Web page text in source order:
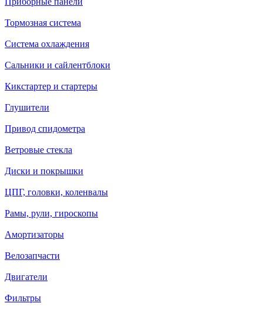
Тормозная система
Система охлаждения
Сальники и сайлентблоки
Кикстартер и стартеры
Глушители
Привод спидометра
Ветровые стекла
Диски и покрышки
ЦПГ, головки, коленвалы
Рамы, рули, гироскопы
Амортизаторы
Велозапчасти
Двигатели
Фильтры